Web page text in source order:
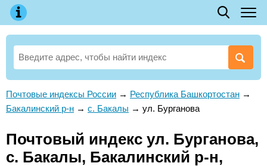
Почтовые индексы России → Республика Башкортостан →
Бакалинский р-н → с. Бакалы → ул. Бурганова
Почтовый индекс ул. Бурганова,
с. Бакалы, Бакалинский р-н,